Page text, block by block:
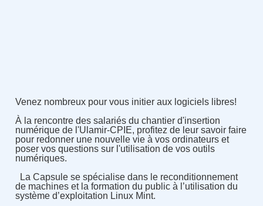
Venez nombreux pour vous initier aux logiciels libres!
À la rencontre des salariés du chantier d'insertion
numérique de l'Ulamir-CPIE, profitez de leur savoir faire
pour redonner une nouvelle vie à vos ordinateurs et
poser vos questions sur l'utilisation de vos outils
numériques.
La Capsule se spécialise dans le reconditionnement
de machines et la formation du public à l’utilisation du
système d’exploitation Linux Mint.